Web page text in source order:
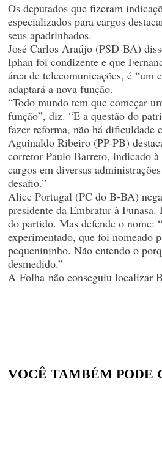
Os deputados que fizeram
especializados para cargos
seus apadrinhados.
José Carlos Araújo (PSD-BA)
Iphan foi condizente e que
área de telecomunicações, é “um
adaptará a nova função.
“Todo mundo tem que começar
função”, diz. “E a questão do
fazer reforma, não há dificuldade
Aguinaldo Ribeiro (PP-PB)
corretor Paulo Barreto, indicado
cargos em diversas
desafio.”
Alice Portugal (PC do B-BA)
presidente da Embratur à Funasa.
do partido. Mas defende o nome:
experimentado, que foi nomeado
pequenininho. Não entendo o
desmedido.”
A Folhanão conseguiu localizar
VOCÊ TAMBÉM PODE